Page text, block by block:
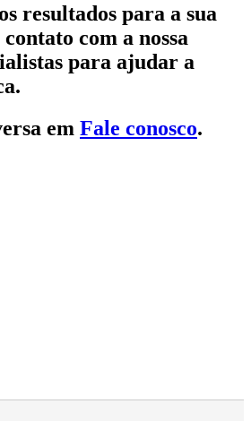
resultados para a sua
com a nossa
para ajudar a
em Fale conosco.